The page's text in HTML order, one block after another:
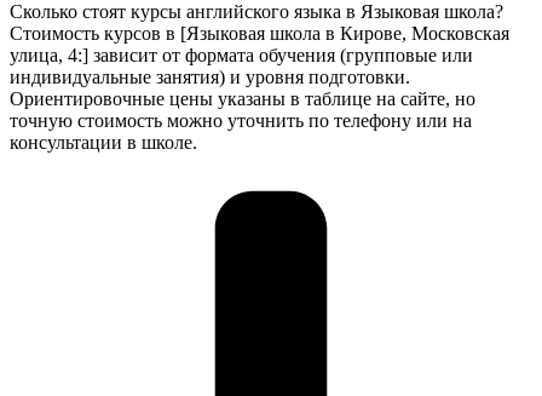
Сколько стоят курсы английского языка в Языковая школа?
Стоимость курсов в [Языковая школа в Кирове, Московская
улица, 4:] зависит от формата обучения (групповые или
индивидуальные занятия) и уровня подготовки.
Ориентировочные цены указаны в таблице на сайте, но
точную стоимость можно уточнить по телефону или на
консультации в школе.